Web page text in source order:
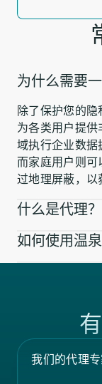
为什么需要
除了保护您的
为各类用户提
域执行企业数据
而家庭用户则可
过地理屏蔽，以
什么是代理？
如何使用温
我们的代理